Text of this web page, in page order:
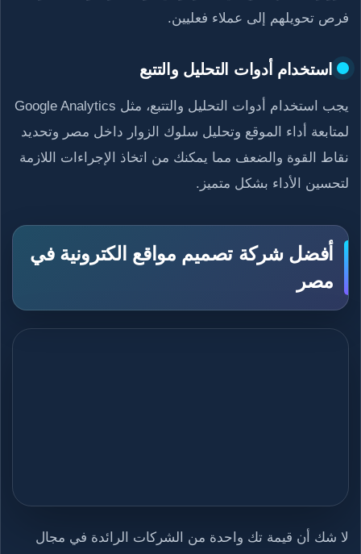
فرص تحويلهم إلى عملاء فعليين.
استخدام أدوات التحليل والتتبع
يجب استخدام أدوات التحليل والتتبع، مثل Google Analytics
لمتابعة أداء الموقع وتحليل سلوك الزوار داخل مصر وتحديد
نقاط القوة والضعف مما يمكنك من اتخاذ الإجراءات اللازمة
لتحسين الأداء بشكل متميز.
أفضل شركة تصميم مواقع الكترونية في
مصر
لا شك أن قيمة تك واحدة من الشركات الرائدة في مجال